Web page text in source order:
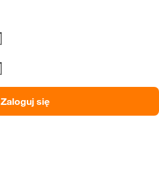
Zaloguj się